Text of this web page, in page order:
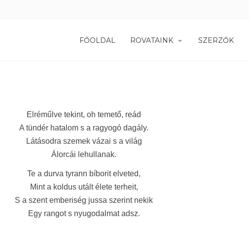
FŐOLDAL ROVATAINK SZERZŐK
Elréműlve tekint, oh temető, reád
A tündér hatalom s a ragyogó dagály.
Látásodra szemek vázai s a világ
Álorcái lehullanak.
Te a durva tyrann bíborit elveted,
Mint a koldus utált élete terheit,
S a szent emberiség jussa szerint nekik
Egy rangot s nyugodalmat adsz.